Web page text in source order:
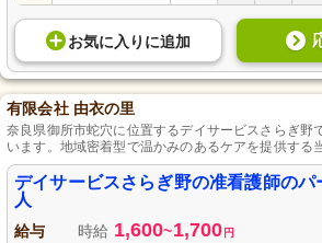
お気に入り に追加
有限会社 由衣の里
奈良県御所市蛇穴に位置するデイサービスさらぎ野
います。地域密着型で温かみのあるケアを提供する
験を活かしませんか？利用者様一人ひとりに寄り添
し、共に成長できる環境が整っています。柔軟な勤
ンスを実現しながら、スキルアップが可能です。あ
生活の質を高める力となることを期待しています。
デイサービスさらぎ野の准看護師のパ
人
給与 時給 1,600~1,700 円